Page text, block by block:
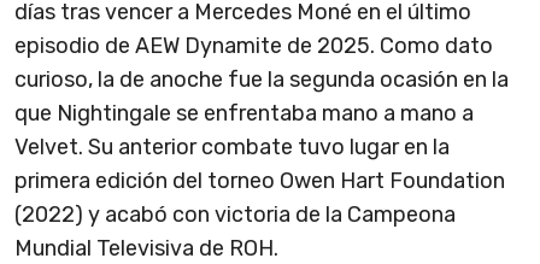
días tras vencer a Mercedes Moné en el último
episodio de AEW Dynamite de 2025. Como dato
curioso, la de anoche fue la segunda ocasión en la
que Nightingale se enfrentaba mano a mano a
Velvet. Su anterior combate tuvo lugar en la
primera edición del torneo Owen Hart Foundation
(2022) y acabó con victoria de la Campeona
Mundial Televisiva de ROH.